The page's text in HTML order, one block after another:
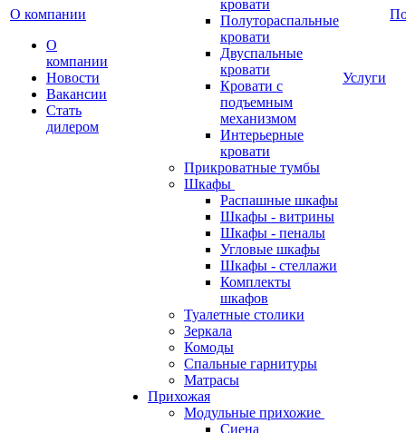
О компании
О
компании
Новости
Вакансии
Стать
дилером
кровати
Полутораспальные
кровати
Двуспальные
кровати
Кровати с
подъемным
механизмом
Интерьерные
кровати
Прикроватные тумбы
Шкафы
Распашные шкафы
Шкафы - витрины
Шкафы - пеналы
Угловые шкафы
Шкафы - стеллажи
Комплекты
шкафов
Туалетные столики
Зеркала
Комоды
Спальные гарнитуры
Матрасы
Прихожая
Модульные прихожие
Сиена
Услуги